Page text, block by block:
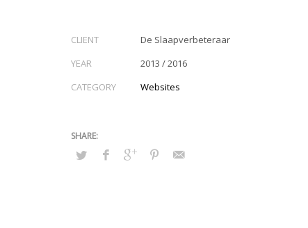
CLIENT
De Slaapverbeteraar
YEAR
2013 / 2016
CATEGORY
Websites